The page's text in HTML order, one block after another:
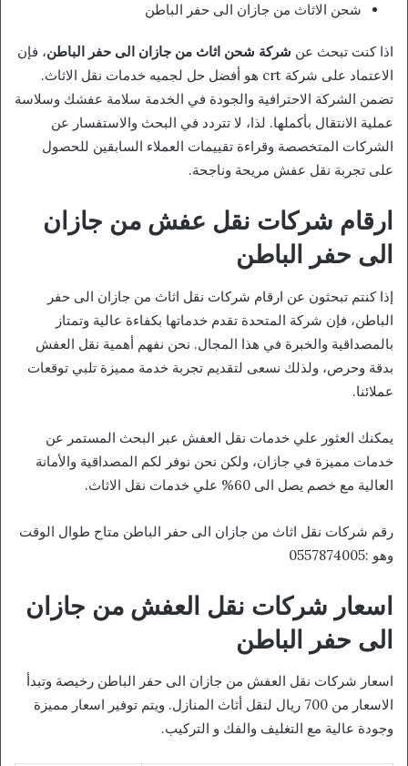
شحن الاثاث من جازان الى حفر الباطن
اذا كنت تبحث عن شركة شحن اثاث من جازان الى حفر الباطن، فإن
الاعتماد على شركة crt هو أفضل حل لجميه خدمات نقل الاثاث.
تضمن الشركة الاحترافية والجودة في الخدمة سلامة عفشك وسلاسة
عملية الانتقال بأكملها. لذا، لا تتردد في البحث والاستفسار عن
الشركات المتخصصة وقراءة تقييمات العملاء السابقين للحصول
على تجربة نقل عفش مريحة وناجحة.
ارقام شركات نقل عفش من جازان
الى حفر الباطن
إذا كنتم تبحثون عن ارقام شركات نقل اثاث من جازان الى حفر
الباطن، فإن شركة المتحدة تقدم خدماتها بكفاءة عالية وتمتاز
بالمصداقية والخبرة في هذا المجال. نحن نفهم أهمية نقل العفش
بدقة وحرص، ولذلك نسعى لتقديم تجربة خدمة مميزة تلبي توقعات
عملائنا.
يمكنك العثور علي خدمات نقل العفش عبر البحث المستمر عن
خدمات مميزة في جازان، ولكن نحن نوفر لكم المصداقية والأمانة
العالية مع خصم يصل الى 60% علي خدمات نقل الاثاث.
رقم شركات نقل اثاث من جازان الى حفر الباطن متاح طوال الوقت
وهو :0557874005
اسعار شركات نقل العفش من جازان
الى حفر الباطن
اسعار شركات نقل العفش من جازان الى حفر الباطن رخيصة وتبدأ
الاسعار من 700 ريال لنقل أثاث المنازل. ويتم توفير اسعار مميزة
وجودة عالية مع التغليف والفك و التركيب.